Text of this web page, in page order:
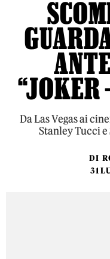
“JOKER
Da Las Vegas ai
Stanley Tucci e
DI
31